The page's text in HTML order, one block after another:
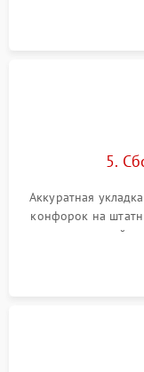
дорожек.
5.
Аккуратная
конфорок на
проверкой
термостойкого